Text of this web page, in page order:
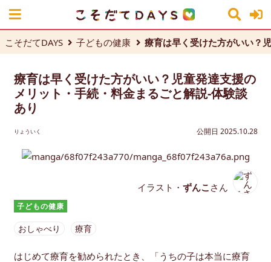
こそだてDAYS 子どもの健康 療育は早く受けた方がいい？
療育は早く受けた方がいい？児童発達支援の
メリット・手続・料金まるごと解説-体験談
あり
りょういく 公開日 2025.10.28
イラスト・ ずんこ さん
子どもの健康
おしゃべり 療育
はじめて療育を勧められたとき、「うちの子は本当に療育